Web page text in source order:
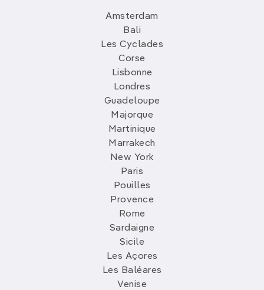
Amsterdam
Bali
Les Cyclades
Corse
Lisbonne
Londres
Guadeloupe
Majorque
Martinique
Marrakech
New York
Paris
Pouilles
Provence
Rome
Sardaigne
Sicile
Les Açores
Les Baléares
Venise